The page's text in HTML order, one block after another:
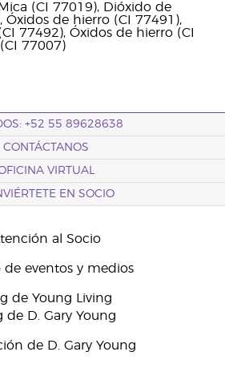
(CI 77019), Dióxido de
Óxidos de hierro (CI 77491),
77492), Óxidos de hierro (CI
77007)
+52 55 89628638
CONTÁCTANOS
VIRTUAL
EN SOCIO
al Socio
de eventos y medios
de Young Living
de D. Gary Young
de D. Gary Young